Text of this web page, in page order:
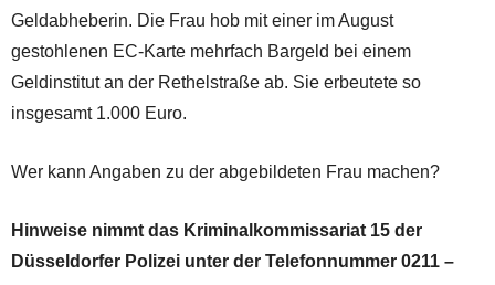
Geldabheberin. Die Frau hob mit einer im August
gestohlenen EC-Karte mehrfach Bargeld bei einem
Geldinstitut an der Rethelstraße ab. Sie erbeutete so
insgesamt 1.000 Euro.
Wer kann Angaben zu der abgebildeten Frau machen?
Hinweise nimmt das Kriminalkommissariat 15 der
Düsseldorfer Polizei unter der Telefonnummer 0211 –